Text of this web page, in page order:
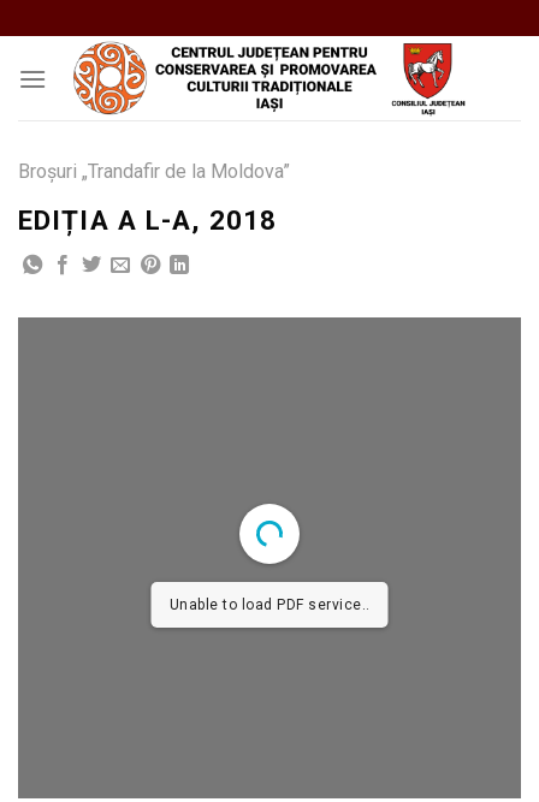
to
content
Broșuri „Trandafir de la Moldova”
EDIȚIA A L-A, 2018
Unable to load PDF service..